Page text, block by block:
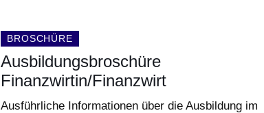
DOKUMENTENART:
BROSCHÜRE
Ausbildungsbroschüre
Finanzwirtin/Finanzwirt
Ausführliche Informationen über die Ausbildung im